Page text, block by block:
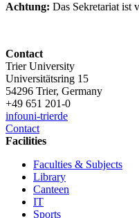
Achtung: Das Sekretariat ist
Contact
Trier University
Universitätsring 15
54296 Trier, Germany
+49 651 201-0
infouni-trierde
Contact
Facilities
Faculties & Subjects
Library
Canteen
IT
Sports